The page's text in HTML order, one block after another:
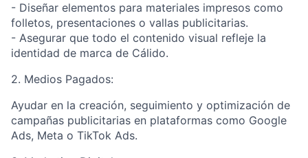
- Diseñar elementos para materiales impresos como
folletos, presentaciones o vallas publicitarias.
- Asegurar que todo el contenido visual refleje la
identidad de marca de Cálido.
2. Medios Pagados:
Ayudar en la creación, seguimiento y optimización de
campañas publicitarias en plataformas como Google
Ads, Meta o TikTok Ads.